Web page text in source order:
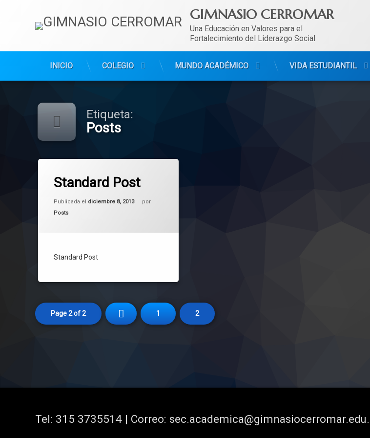
GIMNASIO CERROMAR
Una Educación en Valores para el
Fortalecimiento del Liderazgo Social
INICIO COLEGIO MUNDO ACADÉMICO VIDA ESTUDIANTIL
Etiqueta:
Posts
Standard Post
Publicada el diciembre 8, 2013
por
Categorías:
Posts
Standard Post
Page 2 of 2 1 2
Tel: 315 3735514 | Correo: